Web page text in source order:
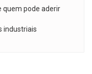
quem pode aderir
industriais